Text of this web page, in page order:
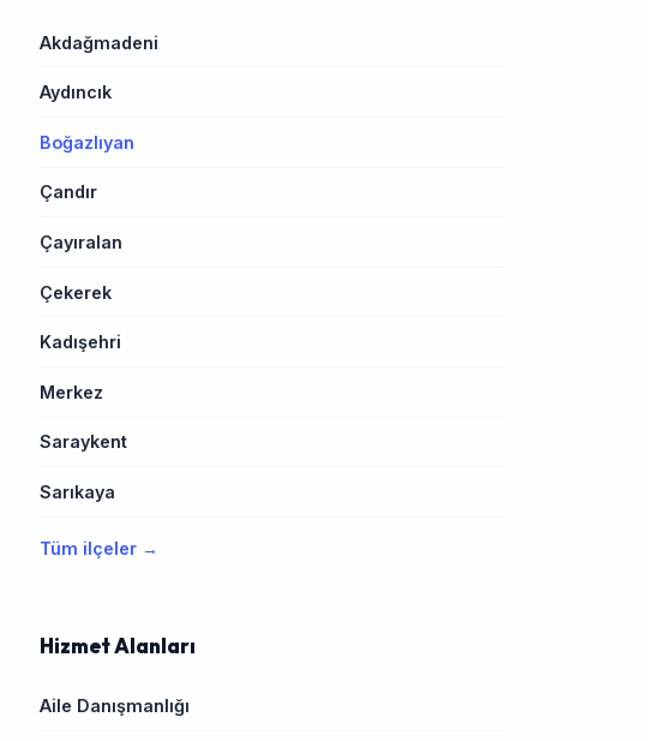
Akdağmadeni
Aydıncık
Boğazlıyan
Çandır
Çayıralan
Çekerek
Kadışehri
Merkez
Saraykent
Sarıkaya
Tüm ilçeler →
Hizmet Alanları
Aile Danışmanlığı